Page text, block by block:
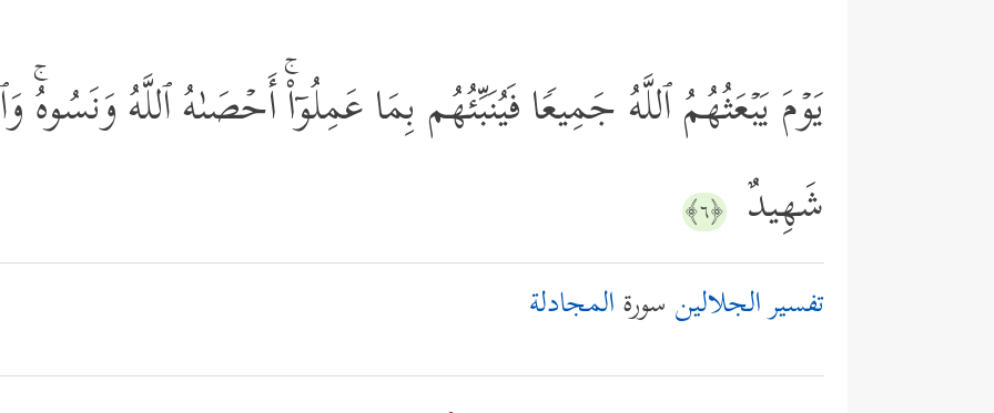
یَوۡمَ یَبۡعَثُهُمُ ٱللَّهُ جَمِیعࣰا فَیُنَبِّئُهُم بِمَا عَمِلُوۤاْۚ أَحۡصَىٰهُ ٱللَّهُ
شَهِیدٌ ﴿٦﴾
تفسير الجلالين سورةالمجادلة